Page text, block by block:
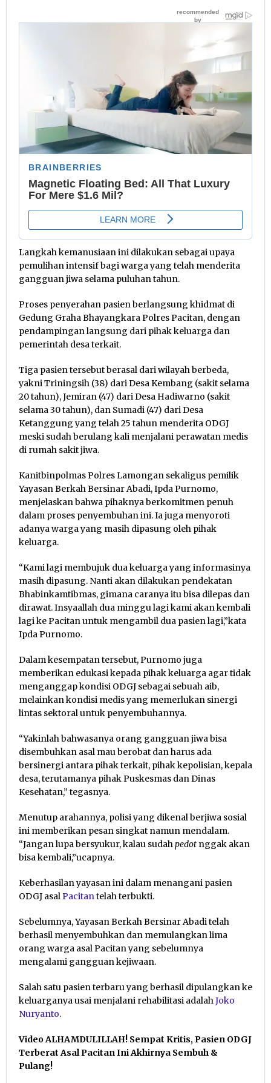
Langkah kemanusiaan ini dilakukan sebagai upaya
pemulihan intensif bagi warga yang telah menderita
gangguan jiwa selama puluhan tahun.
Proses penyerahan pasien berlangsung khidmat di
Gedung Graha Bhayangkara Polres Pacitan, dengan
pendampingan langsung dari pihak keluarga dan
pemerintah desa terkait.
Tiga pasien tersebut berasal dari wilayah berbeda,
yakni Triningsih (38) dari Desa Kembang (sakit selama
20 tahun), Jemiran (47) dari Desa Hadiwarno (sakit
selama 30 tahun), dan Sumadi (47) dari Desa
Ketanggung yang telah 25 tahun menderita ODGJ
meski sudah berulang kali menjalani perawatan medis
di rumah sakit jiwa.
Kanitbinpolmas Polres Lamongan sekaligus pemilik
Yayasan Berkah Bersinar Abadi, Ipda Purnomo,
menjelaskan bahwa pihaknya berkomitmen penuh
dalam proses penyembuhan ini. Ia juga menyoroti
adanya warga yang masih dipasung oleh pihak
keluarga.
“Kami lagi membujuk dua keluarga yang informasinya
masih dipasung. Nanti akan dilakukan pendekatan
Bhabinkamtibmas, gimana caranya itu bisa dilepas dan
dirawat. Insyaallah dua minggu lagi kami akan kembali
lagi ke Pacitan untuk mengambil dua pasien lagi,”kata
Ipda Purnomo.
Dalam kesempatan tersebut, Purnomo juga
memberikan edukasi kepada pihak keluarga agar tidak
menganggap kondisi ODGJ sebagai sebuah aib,
melainkan kondisi medis yang memerlukan sinergi
lintas sektoral untuk penyembuhannya.
“Yakinlah bahwasanya orang gangguan jiwa bisa
disembuhkan asal mau berobat dan harus ada
bersinergi antara pihak terkait, pihak kepolisian, kepala
desa, terutamanya pihak Puskesmas dan Dinas
Kesehatan,” tegasnya.
Menutup arahannya, polisi yang dikenal berjiwa sosial
ini memberikan pesan singkat namun mendalam.
“Jangan lupa bersyukur, kalau sudahpedot nggak akan
bisa kembali,”ucapnya.
Keberhasilan yayasan ini dalam menangani pasien
ODGJ asalPacitantelah terbukti.
Sebelumnya, Yayasan Berkah Bersinar Abadi telah
berhasil menyembuhkan dan memulangkan lima
orang warga asal Pacitan yang sebelumnya
mengalami gangguan kejiwaan.
Salah satu pasien terbaru yang berhasil dipulangkan ke
keluarganya usai menjalani rehabilitasi adalahJoko
Nuryanto.
Video ALHAMDULILLAH! Sempat Kritis, Pasien ODGJ
Terberat Asal Pacitan Ini Akhirnya Sembuh &
Pulang!